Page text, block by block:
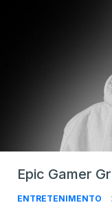
Epic Gamer
ENTRETENIMENTO